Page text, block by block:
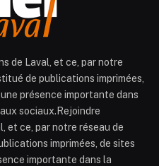
de Laval, et ce, par notre
de publications imprimées,
présence importante dans
sociaux.Rejoindre
et ce, par notre réseau de
imprimées, de sites
importante dans la